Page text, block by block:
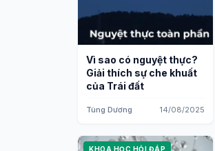
Vì sao có nguyệt thực?
Giải thích sự che khuất
của Trái đất
Tùng Dương 14/08/2025
KHOA HỌC HỎI ĐÁP